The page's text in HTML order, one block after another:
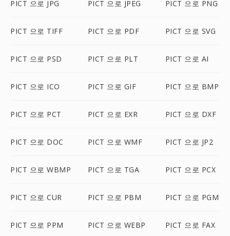
PICT 으로 JPG PICT 으로 JPEG PICT 으로 PNG
PICT 으로 TIFF PICT 으로 PDF PICT 으로 SVG
PICT 으로 PSD PICT 으로 PLT PICT 으로 AI
PICT 으로 ICO PICT 으로 GIF PICT 으로 BMP
PICT 으로 PCT PICT 으로 EXR PICT 으로 DXF
PICT 으로 DOC PICT 으로 WMF PICT 으로 JP2
PICT 으로 WBMP PICT 으로 TGA PICT 으로 PCX
PICT 으로 CUR PICT 으로 PBM PICT 으로 PGM
PICT 으로 PPM PICT 으로 WEBP PICT 으로 FAX